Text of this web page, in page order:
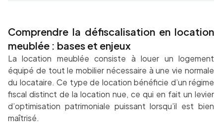
Comprendre la défiscalisation en location
meublée : bases et enjeux
La location meublée consiste à louer un logement
équipé de tout le mobilier nécessaire à une vie normale
du locataire. Ce type de location bénéficie d’un régime
fiscal distinct de la location nue, ce qui en fait un levier
d’optimisation patrimoniale puissant lorsqu’il est bien
maîtrisé.